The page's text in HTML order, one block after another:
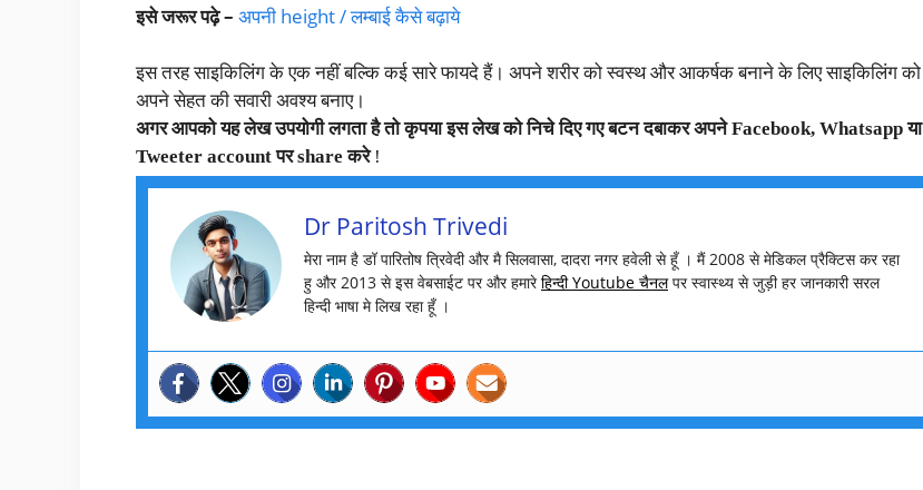
इसे जरूर पढ़े – अपनी height / लम्बाई कैसे बढ़ाये
इस तरह साइकिलिंग के एक नहीं बल्कि कई सारे फायदे हैं। अपने शरीर को स्वस्थ और आकर्षक बनाने के लिए साइकिलिंग को
अपने सेहत की सवारी अवश्य बनाए।
अगर आपको यह लेख उपयोगी लगता है तो कृपया इस लेख को निचे दिए गए बटन दबाकर अपने Facebook, Whatsapp या
Tweeter account पर share करे!
Dr Paritosh Trivedi
मेरा नाम है डॉ पारितोष त्रिवेदी और मै सिलवासा, दादरा नगर हवेली से हूँ । मैं 2008 से मेडिकल प्रैक्टिस कर रहा
हु और 2013 से इस वेबसाईट पर और हमारेहिन्दी Youtube चैनलपर स्वास्थ्य से जुड़ी हर जानकारी सरल
हिन्दी भाषा मे लिख रहा हूँ ।